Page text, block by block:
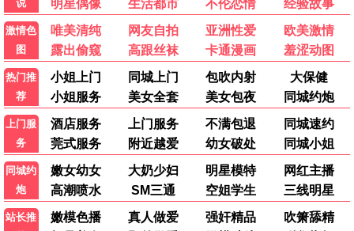
无间道
警匪
黄飞鸿
武侠